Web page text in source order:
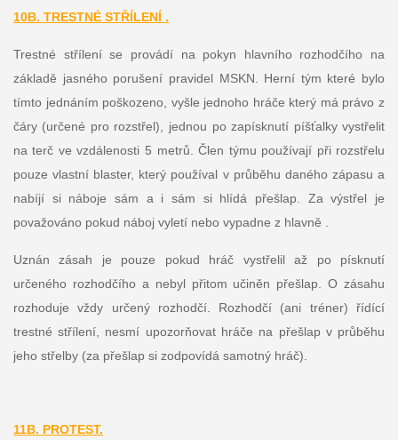
10B. TRESTNÉ STŘÍLENÍ .
Trestné střílení se provádí na pokyn hlavního rozhodčího na
základě jasného porušení pravidel MSKN. Herní tým které bylo
tímto jednáním poškozeno, vyšle jednoho hráče který má právo z
čáry (určené pro rozstřel), jednou po zapísknutí píšťalky vystřelit
na terč ve vzdálenosti 5 metrů. Člen týmu používají při rozstřelu
pouze vlastní blaster, který používal v průběhu daného zápasu a
nabíjí si náboje sám a i sám si hlídá přešlap. Za výstřel je
považováno pokud náboj vyletí nebo vypadne z hlavně .
Uznán zásah je pouze pokud hráč vystřelil až po písknutí
určeného rozhodčího a nebyl přitom učiněn přešlap. O zásahu
rozhoduje vždy určený rozhodčí. Rozhodčí (ani tréner) řídící
trestné střílení, nesmí upozorňovat hráče na přešlap v průběhu
jeho střelby (za přešlap si zodpovídá samotný hráč).
11B. PROTEST.